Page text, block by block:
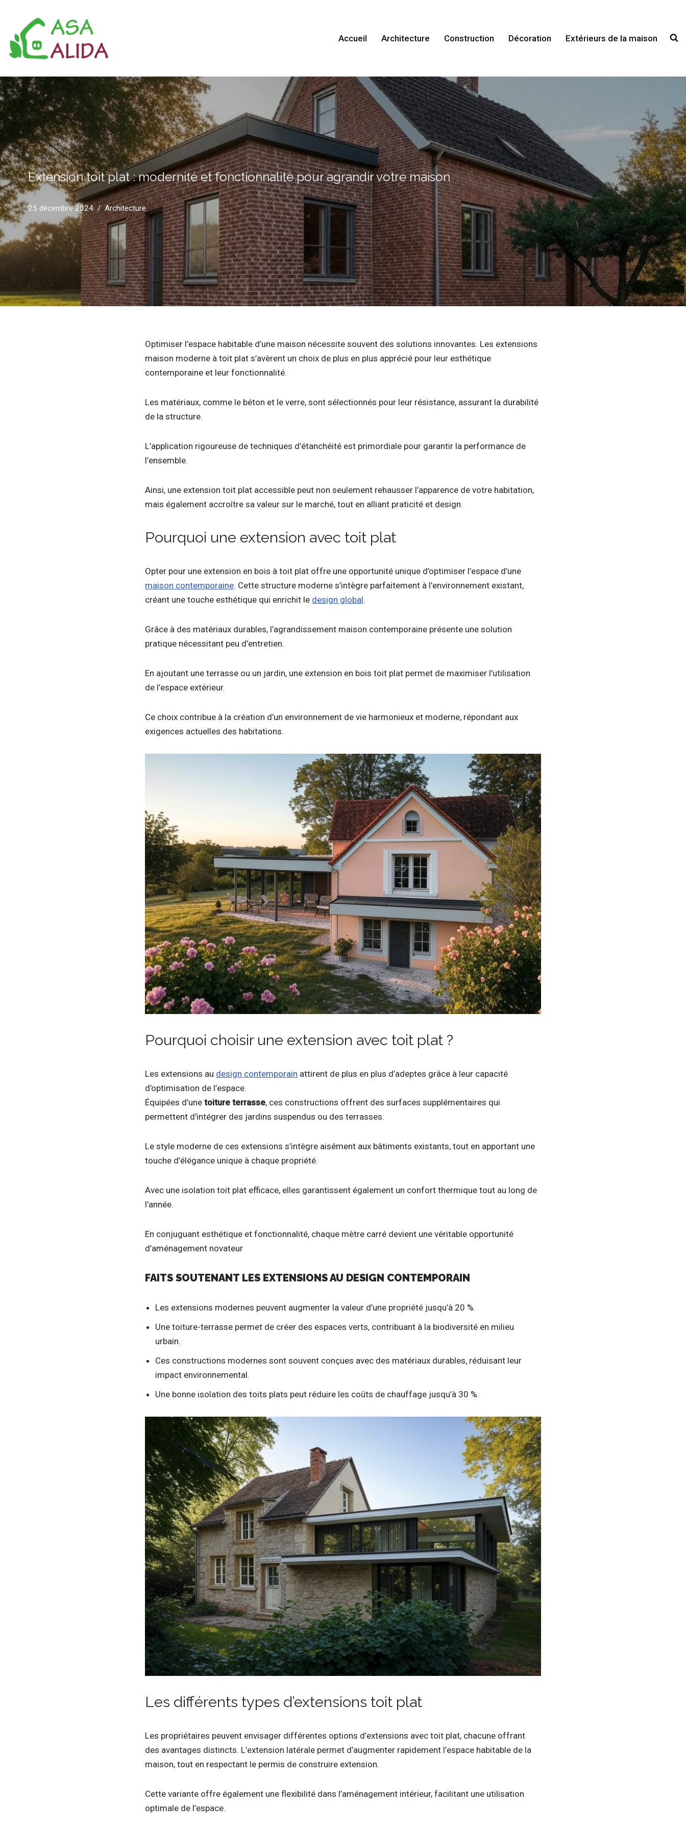
Aller
au
contenu
Accueil Architecture Construction Décoration Extérieurs de la maison
Extension toit plat : modernité et fonctionnalité pour agrandir votre maison
25 décembre 2024 Architecture
Optimiser l’espace habitable d’une maison nécessite souvent des solutions innovantes. Les extensions
maison moderne à toit plat s’avèrent un choix de plus en plus apprécié pour leur esthétique
contemporaine et leur fonctionnalité.
Les matériaux, comme le béton et le verre, sont sélectionnés pour leur résistance, assurant la durabilité
de la structure.
L’application rigoureuse de techniques d’étanchéité est primordiale pour garantir la performance de
l’ensemble.
Ainsi, une extension toit plat accessible peut non seulement rehausser l’apparence de votre habitation,
mais également accroître sa valeur sur le marché, tout en alliant praticité et design.
Pourquoi une extension avec toit plat
Opter pour une extension en bois à toit plat offre une opportunité unique d’optimiser l’espace d’une
maison contemporaine. Cette structure moderne s’intègre parfaitement à l’environnement existant,
créant une touche esthétique qui enrichit le design global.
Grâce à des matériaux durables, l’agrandissement maison contemporaine présente une solution
pratique nécessitant peu d’entretien.
En ajoutant une terrasse ou un jardin, une extension en bois toit plat permet de maximiser l’utilisation
de l’espace extérieur.
Ce choix contribue à la création d’un environnement de vie harmonieux et moderne, répondant aux
exigences actuelles des habitations.
Pourquoi choisir une extension avec toit plat ?
Les extensions au design contemporain attirent de plus en plus d’adeptes grâce à leur capacité
d’optimisation de l’espace.
Équipées d’une toiture terrasse, ces constructions offrent des surfaces supplémentaires qui
permettent d’intégrer des jardins suspendus ou des terrasses.
Le style moderne de ces extensions s’intègre aisément aux bâtiments existants, tout en apportant une
touche d’élégance unique à chaque propriété.
Avec une isolation toit plat efficace, elles garantissent également un confort thermique tout au long de
l’année.
En conjuguant esthétique et fonctionnalité, chaque mètre carré devient une véritable opportunité
d’aménagement novateur
FAITS SOUTENANT LES EXTENSIONS AU DESIGN CONTEMPORAIN
Les extensions modernes peuvent augmenter la valeur d’une propriété jusqu’à 20 %.
Une toiture-terrasse permet de créer des espaces verts, contribuant à la biodiversité en milieu
urbain.
Ces constructions modernes sont souvent conçues avec des matériaux durables, réduisant leur
impact environnemental.
Une bonne isolation des toits plats peut réduire les coûts de chauffage jusqu’à 30 %.
Les différents types d’extensions toit plat
Les propriétaires peuvent envisager différentes options d’extensions avec toit plat, chacune offrant
des avantages distincts. L’extension latérale permet d’augmenter rapidement l’espace habitable de la
maison, tout en respectant le permis de construire extension.
Cette variante offre également une flexibilité dans l’aménagement intérieur, facilitant une utilisation
optimale de l’espace.